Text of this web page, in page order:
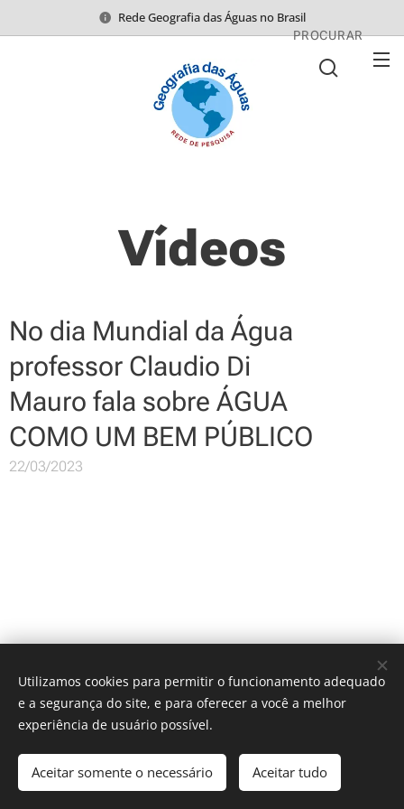
Rede Geografia das Águas no Brasil
PROCURAR
Vídeos
No dia Mundial da Água
professor Claudio Di
Mauro fala sobre ÁGUA
COMO UM BEM PÚBLICO
22/03/2023
Rede Geografia das Águas
Desenvolvido porWebnode Cookies
Utilizamos cookies para permitir o funcionamento adequado
e a segurança do site, e para oferecer a você a melhor
experiência de usuário possível.
Aceitar somente o necessário Aceitar tudo